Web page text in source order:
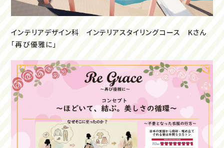
インテリアデザイン科 インテリアスタイリングコース Kさん
「再び優雅に」